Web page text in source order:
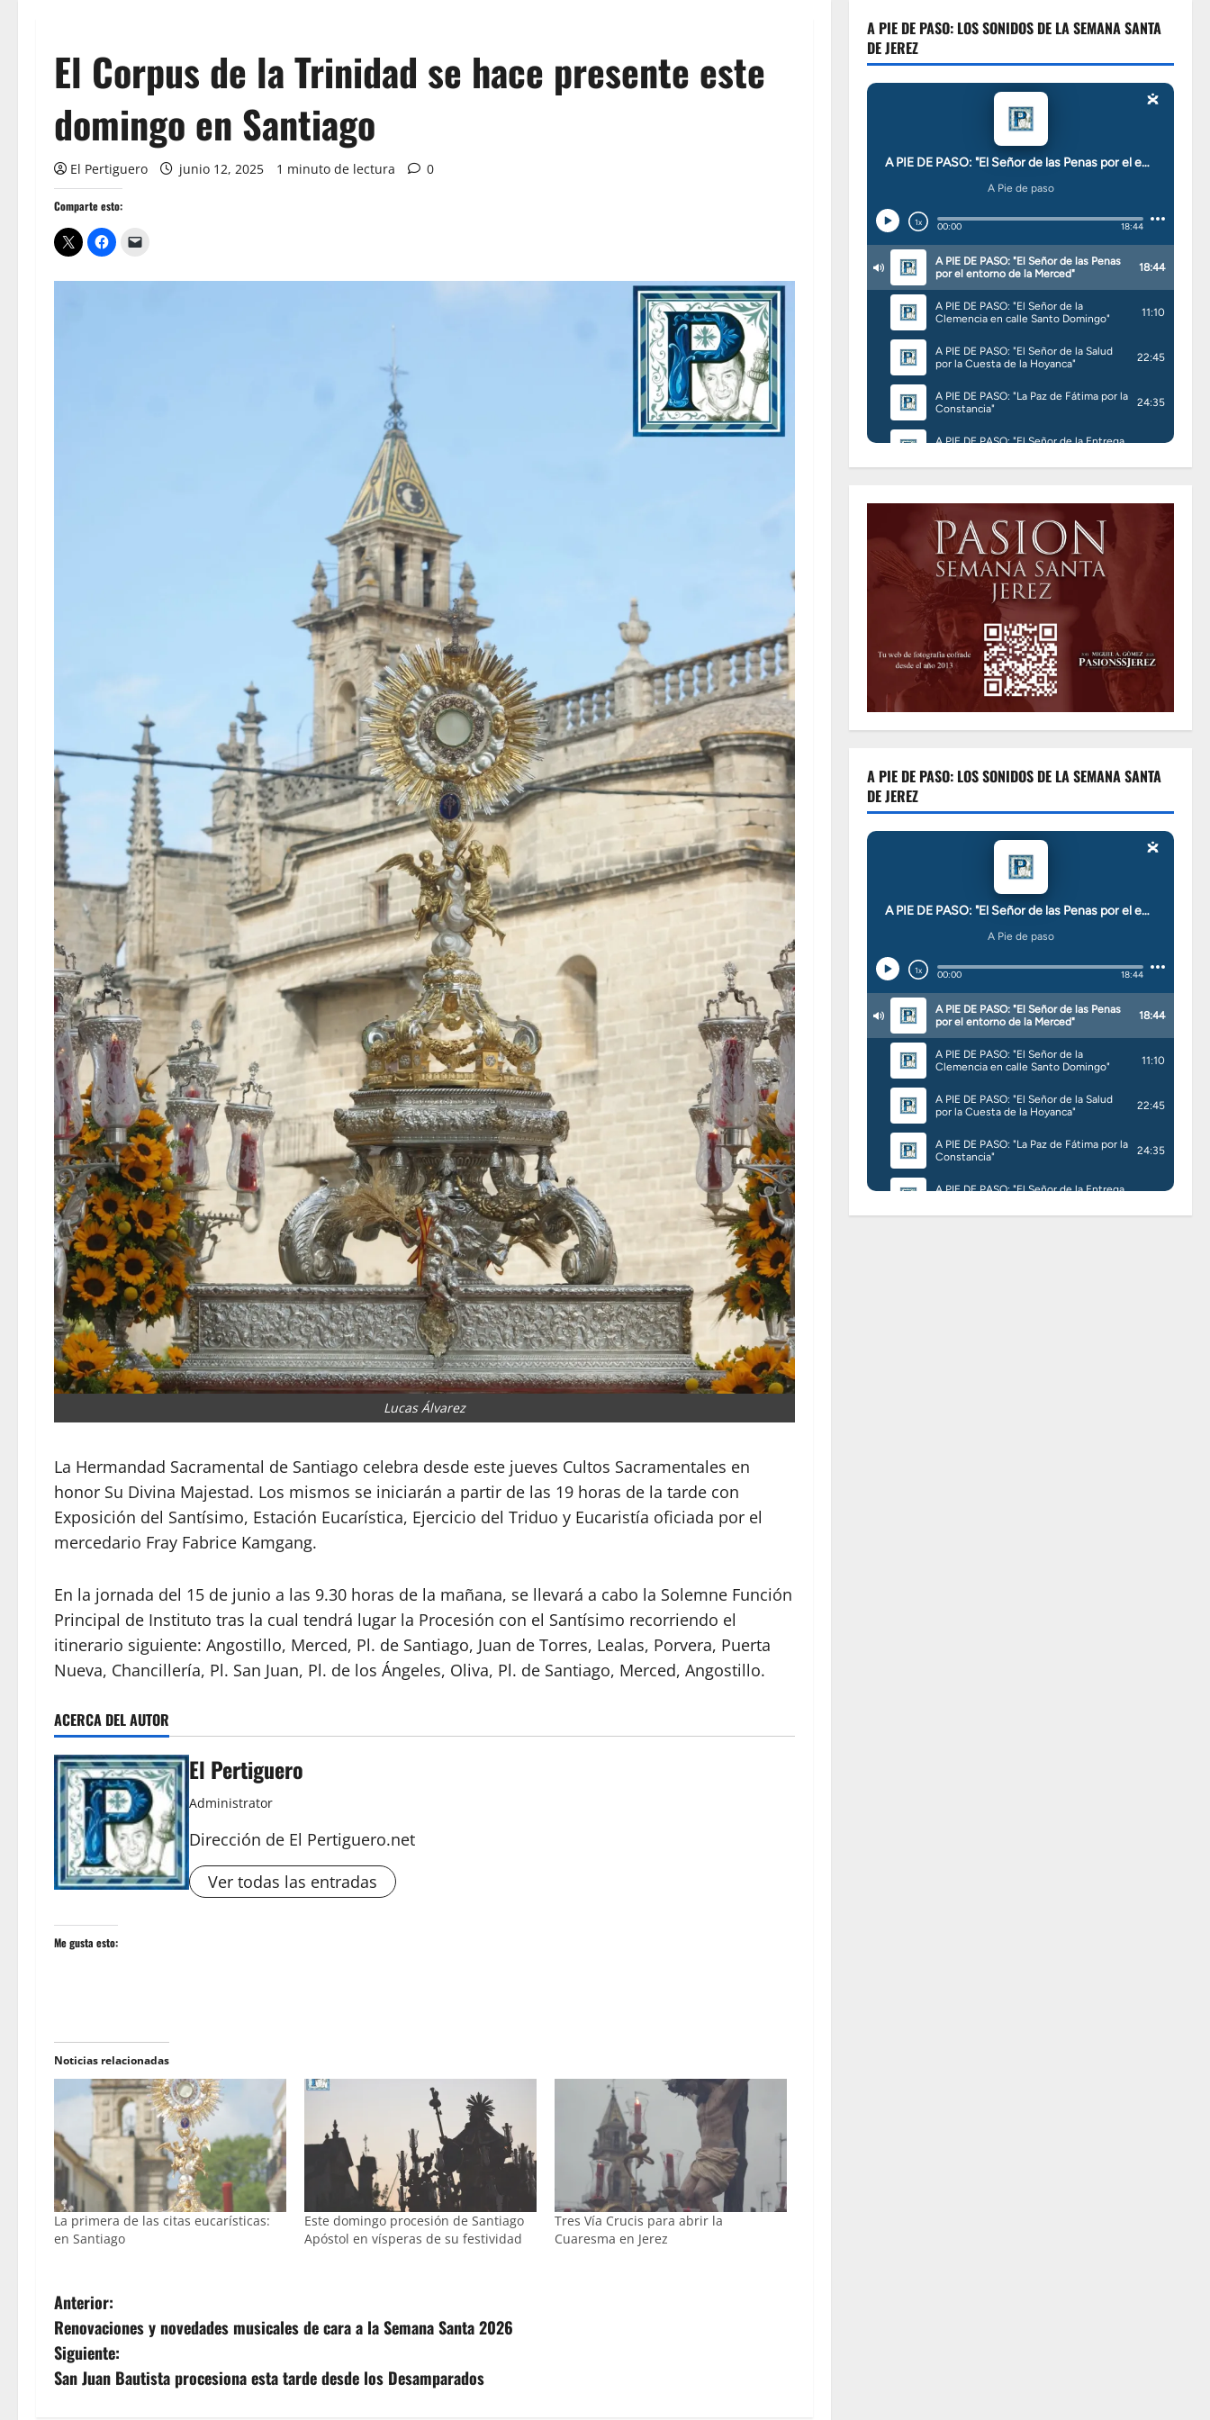
El Corpus de la Trinidad se hace presente este
domingo en Santiago
El Pertiguero junio 12, 2025 1 minuto de lectura 0
Comparte esto:
Lucas Álvarez
La Hermandad Sacramental de Santiago celebra desde este jueves Cultos Sacramentales en
honor Su Divina Majestad. Los mismos se iniciarán a partir de las 19 horas de la tarde con
Exposición del Santísimo, Estación Eucarística, Ejercicio del Triduo y Eucaristía oficiada por el
mercedario Fray Fabrice Kamgang.
En la jornada del 15 de junio a las 9.30 horas de la mañana, se llevará a cabo la Solemne Función
Principal de Instituto tras la cual tendrá lugar la Procesión con el Santísimo recorriendo el
itinerario siguiente: Angostillo, Merced, Pl. de Santiago, Juan de Torres, Lealas, Porvera, Puerta
Nueva, Chancillería, Pl. San Juan, Pl. de los Ángeles, Oliva, Pl. de Santiago, Merced, Angostillo.
ACERCA DEL AUTOR
El Pertiguero
Administrator
Dirección de El Pertiguero.net
Ver todas las entradas
Me gusta esto:
Noticias relacionadas
La primera de las citas eucarísticas:
en Santiago
Este domingo procesión de Santiago
Apóstol en vísperas de su festividad
Tres Vía Crucis para abrir la
Cuaresma en Jerez
N
a
v
Anterior:
Renovaciones y novedades musicales de cara a la Semana Santa 2026
Siguiente:
San Juan Bautista procesiona esta tarde desde los Desamparados
A PIE DE PASO: LOS SONIDOS DE LA SEMANA SANTA
DE JEREZ
A PIE DE PASO: LOS SONIDOS DE LA SEMANA SANTA
DE JEREZ